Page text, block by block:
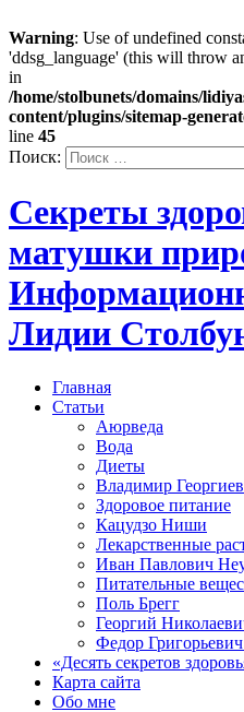
Warning: Use of undefined
'ddsg_language' (this will throw
in
/home/stolbunets/domains/
content/plugins/sitemap-
line 45
Поиск:
Секреты
матушки
Лидии
Главная
Статьи
Аюрведа
Вода
Диеты
Владимир
Здоровое питание
Кацудзо Ниши
Лекарственные
Иван Павлович
Питательные
Поль Брегг
Георгий
Федор
«Десять секретов
Карта сайта
Обо мне